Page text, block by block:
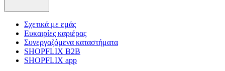
Σχετικά με εμάς
Ευκαιρίες καριέρας
Συνεργαζόμενα καταστήματα
SHOPFLIX B2B
SHOPFLIX app